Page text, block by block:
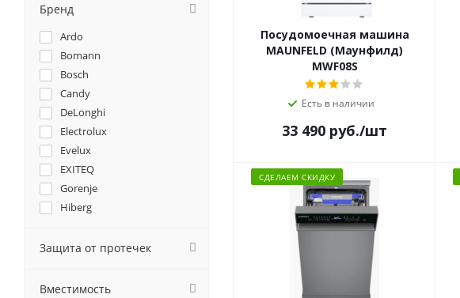
Посудомоечная машина
MAUNFELD (Маунфилд)
MWF08S
Есть в наличии
33 490 руб./шт
СДЕЛАЕМ СКИДКУ
Бренд
Ardo
Bomann
Bosch
Candy
DeLonghi
Electrolux
Evelux
EXITEQ
Gorenje
Hiberg
Korting
Защита от протечек
Вместимость